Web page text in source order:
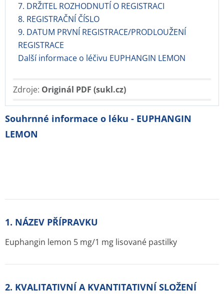
7. DRŽITEL ROZHODNUTÍ O REGISTRACI
8. REGISTRAČNÍ ČÍSLO
9. DATUM PRVNÍ REGISTRACE/PRODLOUŽENÍ
REGISTRACE
Další informace o léčivu EUPHANGIN LEMON
Zdroje: Originál PDF (sukl.cz)
Souhrnné informace o léku - EUPHANGIN
LEMON
1. NÁZEV PŘÍPRAVKU
Euphangin lemon 5 mg/1 mg lisované pastilky
2. KVALITATIVNÍ A KVANTITATIVNÍ SLOŽENÍ